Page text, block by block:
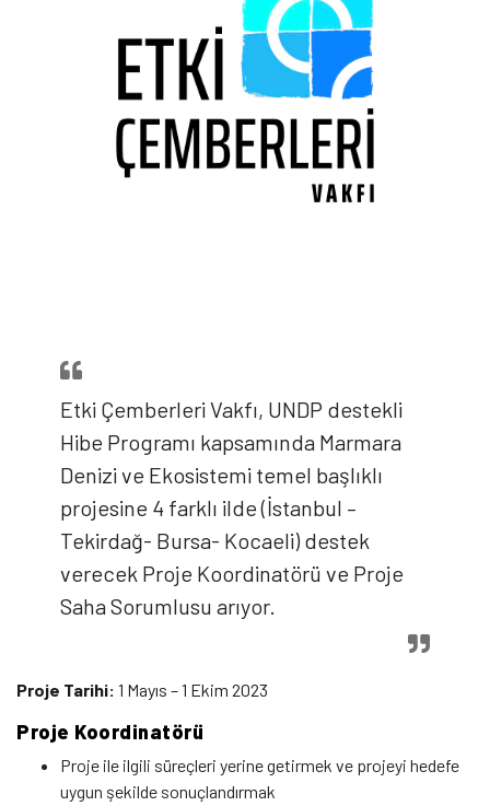
Etki Çemberleri Vakfı, UNDP destekli
Hibe Programı kapsamında Marmara
Denizi ve Ekosistemi temel başlıklı
projesine 4 farklı ilde (İstanbul –
Tekirdağ- Bursa- Kocaeli) destek
verecek Proje Koordinatörü ve Proje
Saha Sorumlusu arıyor.
Proje Tarihi: 1 Mayıs – 1 Ekim 2023
Proje Koordinatörü
Proje ile ilgili süreçleri yerine getirmek ve projeyi hedefe
uygun şekilde sonuçlandırmak